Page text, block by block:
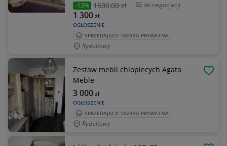
-13% 1500,00 zł do negocjacji
OGŁOSZENIE
1 300zł
SPRZEDAJĄCY: OSOBA PRYWATNA
Rydułtowy
Zestaw mebli chlopiecych Agata
Meble
OGŁOSZENIE
3 000zł
SPRZEDAJĄCY: OSOBA PRYWATNA
Rydułtowy